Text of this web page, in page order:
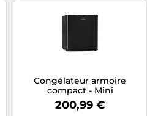
Congélateur armoire
compact - Mini
Congélateur Klarstein - 34
Litres - Noir
200,99 €